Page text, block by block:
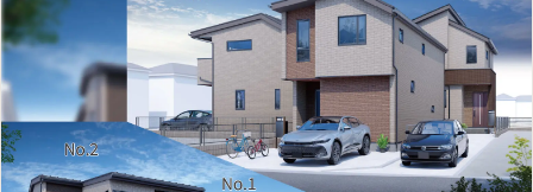
指導いたします。
個人情報の開示
当社がお預かりした個人情報は、下記のいずれかに該当する場合を
除いていかなる第三者にも開示いたしません。
１、お客様の同意がある場合。